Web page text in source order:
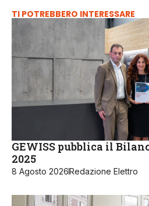
TI POTREBBERO INTERESSARE
GEWISS pubblica il
2025
8 Agosto 2026Redazione Elettro